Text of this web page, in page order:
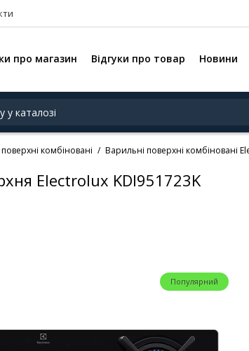
про магазин Відгуки про товар Новини
комбіновані Варильні поверхні комбіновані
Electrolux KDI951723K
Популярний